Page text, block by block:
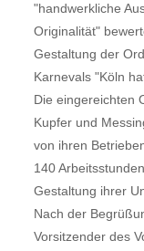
"handwerkliche
Originalität"
Gestaltung der
Karnevals "Köln
Die eingereichten
Kupfer und
von ihren
140
Gestaltung ihrer
Nach der
Vorsitzender des